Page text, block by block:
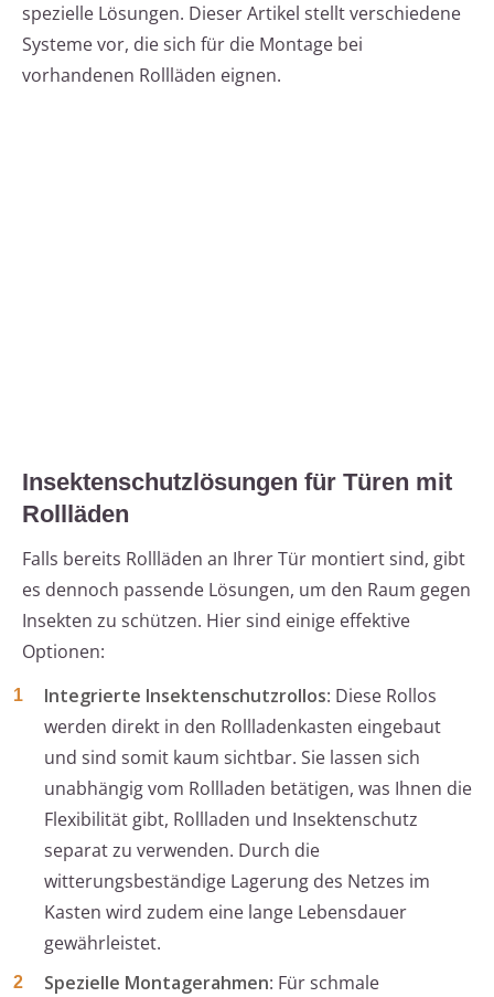
spezielle Lösungen. Dieser Artikel stellt verschiedene
Systeme vor, die sich für die Montage bei
vorhandenen Rollläden eignen.
Insektenschutzlösungen für Türen mit
Rollläden
Falls bereits Rollläden an Ihrer Tür montiert sind, gibt
es dennoch passende Lösungen, um den Raum gegen
Insekten zu schützen. Hier sind einige effektive
Optionen:
Integrierte Insektenschutzrollos: Diese Rollos
werden direkt in den Rollladenkasten eingebaut
und sind somit kaum sichtbar. Sie lassen sich
unabhängig vom Rollladen betätigen, was Ihnen die
Flexibilität gibt, Rollladen und Insektenschutz
separat zu verwenden. Durch die
witterungsbeständige Lagerung des Netzes im
Kasten wird zudem eine lange Lebensdauer
gewährleistet.
Spezielle Montagerahmen: Für schmale